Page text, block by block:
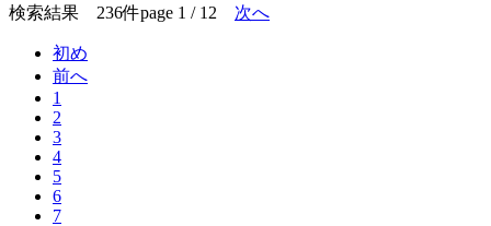
検索結果 236件page 1 / 12 次へ
初め
前へ
1
2
3
4
5
6
7